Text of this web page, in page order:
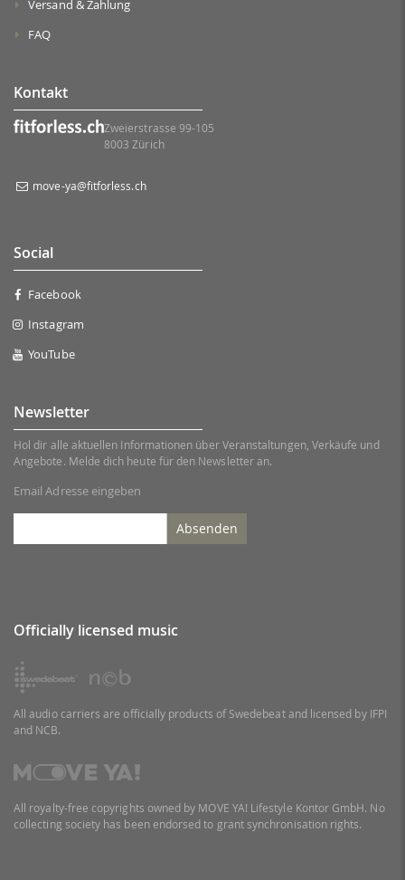
Versand & Zahlung
FAQ
Kontakt
Zweierstrasse 99-105
8003 Zürich
move-ya@fitforless.ch
Social
Facebook
Instagram
YouTube
Newsletter
Hol dir alle aktuellen Informationen über Veranstaltungen, Verkäufe und
Angebote. Melde dich heute für den Newsletter an.
Email Adresse eingeben
Absenden
Officially licensed music
All audio carriers are officially products of Swedebeat and licensed by IFPI
and NCB.
All royalty-free copyrights owned by MOVE YA! Lifestyle Kontor GmbH. No
collecting society has been endorsed to grant synchronisation rights.